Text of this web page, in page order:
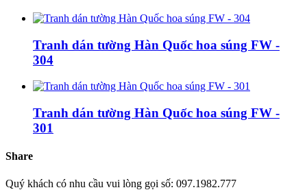
Tranh dán tường Hàn Quốc hoa súng FW -
304
Tranh dán tường Hàn Quốc hoa súng FW -
301
Share
Quý khách có nhu cầu vui lòng gọi số: 097.1982.777